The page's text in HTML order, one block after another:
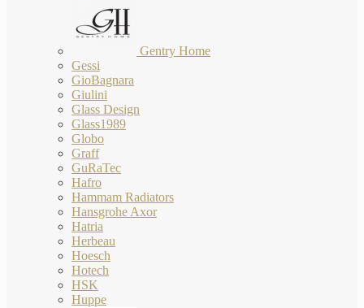
Gentry Home
Gessi
GioBagnara
Giulini
Glass Design
Glass1989
Globo
Graff
GuRaTec
Hafro
Hammam Radiators
Hansgrohe Axor
Hatria
Herbeau
Hoesch
Hotech
HSK
Huppe